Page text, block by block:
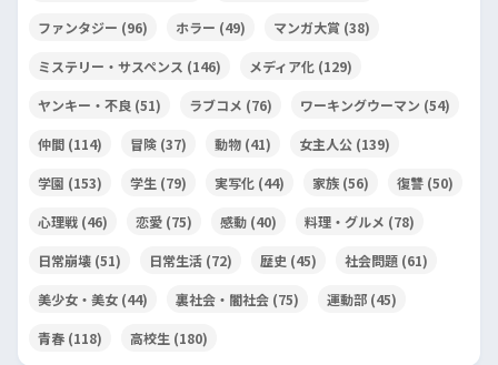
ファンタジー (96) ホラー (49) マンガ大賞 (38)
ミステリー・サスペンス (146) メディア化 (129)
ヤンキー・不良 (51) ラブコメ (76) ワーキングウーマン (54)
仲間 (114) 冒険 (37) 動物 (41) 女主人公 (139)
学園 (153) 学生 (79) 実写化 (44) 家族 (56) 復讐 (50)
心理戦 (46) 恋愛 (75) 感動 (40) 料理・グルメ (78)
日常崩壊 (51) 日常生活 (72) 歴史 (45) 社会問題 (61)
美少女・美女 (44) 裏社会・闇社会 (75) 運動部 (45)
青春 (118) 高校生 (180)